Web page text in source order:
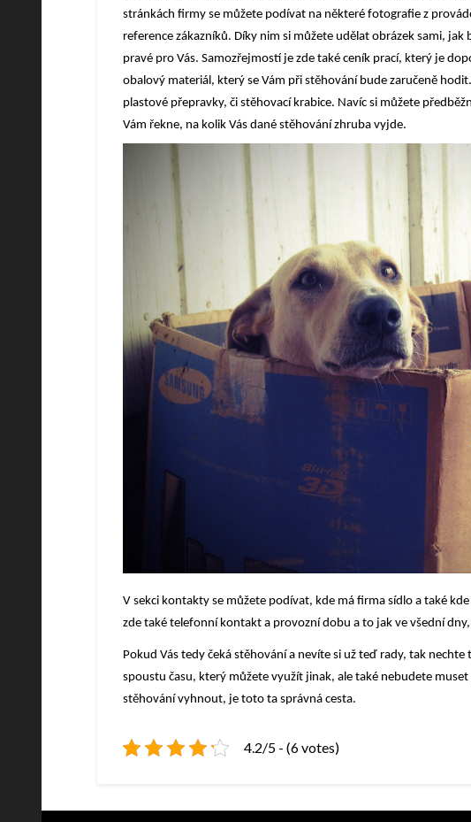
stránkách firmy se můžete podívat na některé fotografie z
reference zákazníků. Díky nim si můžete udělat obrázek sami,
pravé pro Vás. Samozřejmostí je zde také ceník prací, který je
obalový materiál, který se Vám při stěhování bude zaručeně
plastové přepravky, či stěhovací krabice. Navíc si můžete
Vám řekne, na kolik Vás dané stěhování zhruba vyjde.
V sekci kontakty se můžete podívat, kde má firma sídlo a také
zde také telefonní kontakt a provozní dobu a to jak ve všední
Pokud Vás tedy čeká stěhování a nevíte si už teď rady, tak
spoustu času, který můžete využít jinak, ale také nebudete
stěhování vyhnout, je toto ta správná cesta.
4.2/5 - (6 votes)